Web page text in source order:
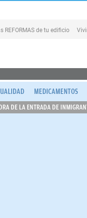
REFORMAS de tu edificio
MEDICAMENTOS
DE LA ENTRADA DE